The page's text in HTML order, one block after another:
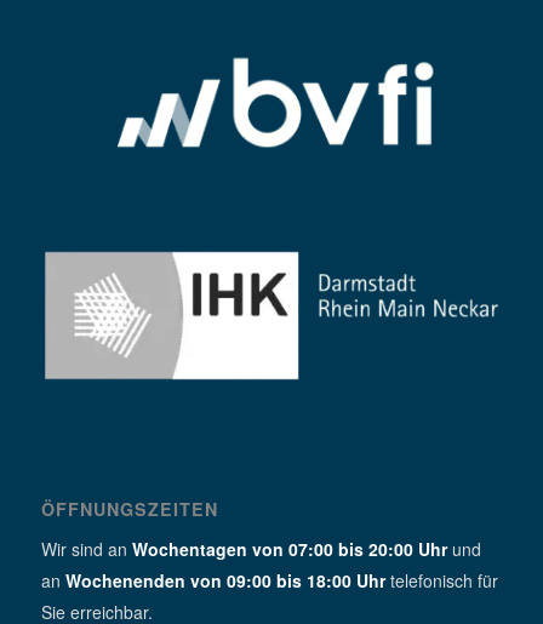
ÖFFNUNGSZEITEN
Wir sind an Wochentagen von 07:00 bis 20:00 Uhrund
an Wochenenden von 09:00 bis 18:00 Uhrtelefonisch für
Sie erreichbar.